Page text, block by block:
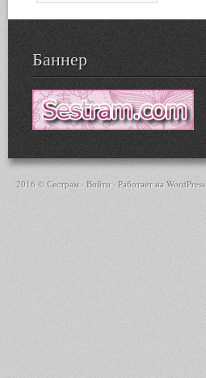
Баннер
2016 © Сестрам · Войти · Работает на WordPress